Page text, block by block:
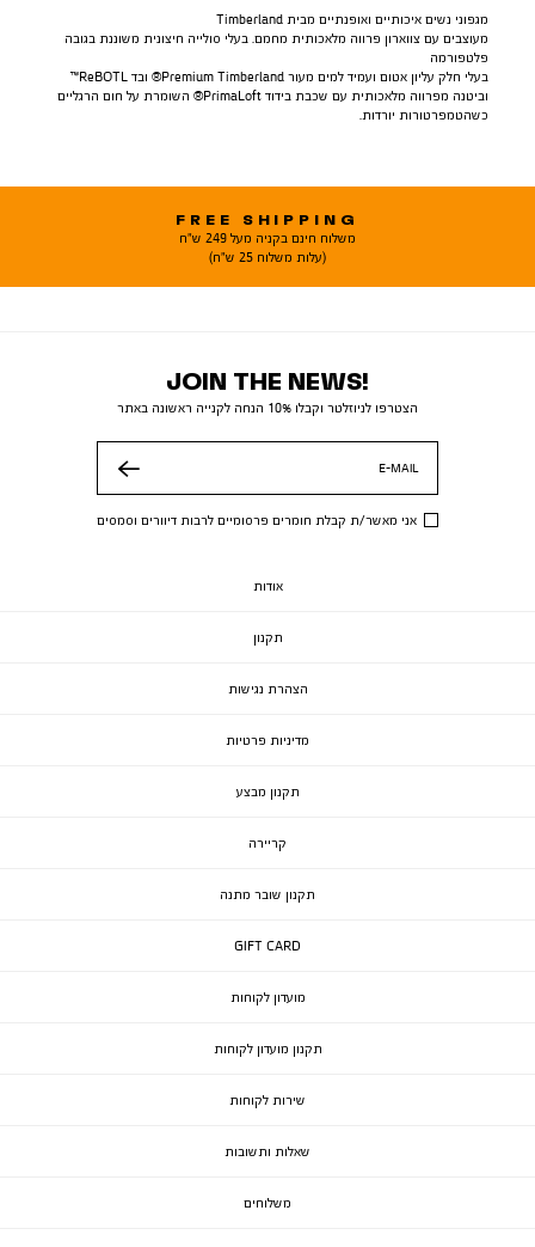
מגפוני נשים איכותיים ואופנתיים מבית Timberland
מעוצבים עם צווארון פרווה מלאכותית מחמם. בעלי סולייה חיצונית משוננת בגובה
פלטפורמה
בעלי חלק עליון אטום ועמיד למים מעור Premium Timberland® ובד ReBOTL™
וביטנה מפרווה מלאכותית עם שכבת בידוד PrimaLoft® השומרת על חום הרגליים
כשהטמפרטורות יורדות.
FREE SHIPPING
משלוח חינם בקניה מעל 249 ש"ח
(עלות משלוח 25 ש"ח)
JOIN THE NEWS!
הצטרפו לניוזלטר וקבלו 10% הנחה לקנייה ראשונה באתר
E-MAIL
אני מאשר/ת קבלת חומרים פרסומיים לרבות דיוורים וסמסים
אודות
תקנון
הצהרת נגישות
מדיניות פרטיות
תקנון מבצע
קריירה
תקנון שובר מתנה
GIFT CARD
מועדון לקוחות
תקנון מועדון לקוחות
שירות לקוחות
שאלות ותשובות
משלוחים